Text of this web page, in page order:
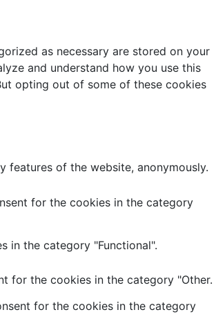
as necessary are stored on your
and understand how you use this
opting out of some of these cookies
features of the website, anonymously.
for the cookies in the category
in the category "Functional".
for the cookies in the category "Other.
for the cookies in the category